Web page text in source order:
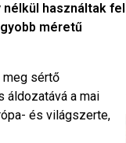
használtak fel
méretű
meg sértő
áldozatává a mai
és világszerte,